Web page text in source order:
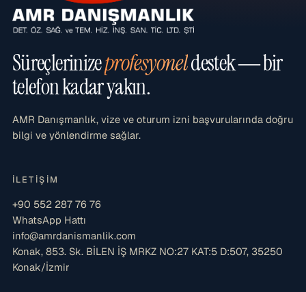
Süreçlerinizeprofesyoneldestek — bir
telefon kadar yakın.
AMR Danışmanlık, vize ve oturum izni başvurularında doğru
bilgi ve yönlendirme sağlar.
İLETIŞIM
+90 552 287 76 76
WhatsApp Hattı
info@amrdanismanlik.com
Konak, 853. Sk. BİLEN İŞ MRKZ NO:27 KAT:5 D:507, 35250
Konak/İzmir